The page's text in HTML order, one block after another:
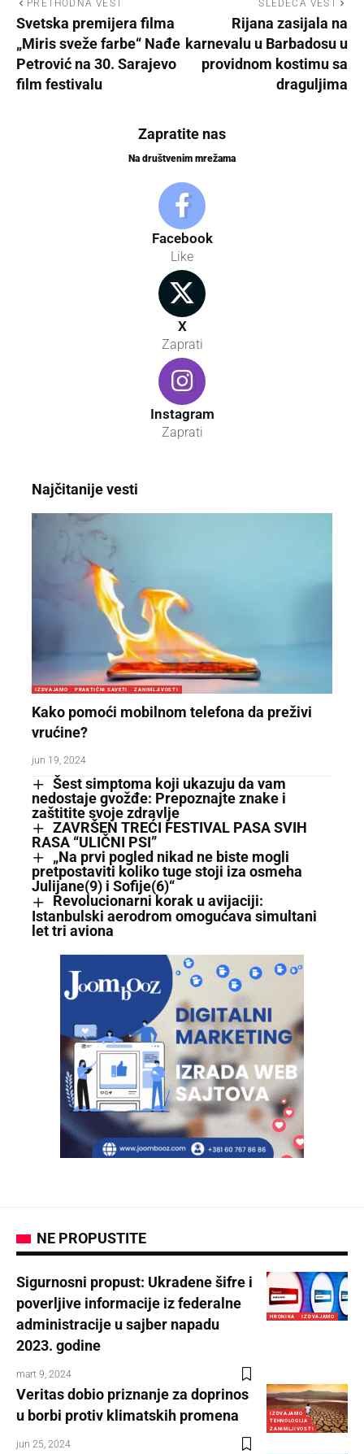
PRETHODNA VEST
Svetska premijera filma
„Miris sveže farbe“ Nađe
Petrović na 30. Sarajevo
film festivalu
SLEDEĆA VEST
Rijana zasijala na
karnevalu u Barbadosu u
providnom kostimu sa
draguljima
Zapratite nas
Na društvenim mrežama
Facebook
Like
X
Zaprati
Instagram
Zaprati
Najčitanije vesti
IZDVAJAMO PRAKTIČNI SAVETI ZANIMLJIVOSTI
Kako pomoći mobilnom telefona da preživi
vrućine?
jun 19, 2024
Šest simptoma koji ukazuju da vam
nedostaje gvožđe: Prepoznajte znake i
zaštitite svoje zdravlje
ZAVRŠEN TREĆI FESTIVAL PASA SVIH
RASA “ULIČNI PSI”
„Na prvi pogled nikad ne biste mogli
pretpostaviti koliko tuge stoji iza osmeha
Julijane(9) i Sofije(6)“
Revolucionarni korak u avijaciji:
Istanbulski aerodrom omogućava simultani
let tri aviona
NE PROPUSTITE
HRONIKA IZDVAJAMO
Sigurnosni propust: Ukradene šifre i
poverljive informacije iz federalne
administracije u sajber napadu
2023. godine
mart 9, 2024
IZDVAJAMO
TEHNOLOGIJA
ZANIMLJIVOSTI
Veritas dobio priznanje za doprinos
u borbi protiv klimatskih promena
jun 25, 2024